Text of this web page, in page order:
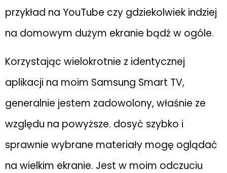
przykład na YouTube czy gdziekolwiek indziej
na domowym dużym ekranie bądź w ogóle.
Korzystając wielokrotnie z identycznej
aplikacji na moim Samsung Smart TV,
generalnie jestem zadowolony, właśnie ze
względu na powyższe. dosyć szybko i
sprawnie wybrane materiały mogę oglądać
na wielkim ekranie. Jest w moim odczuciu